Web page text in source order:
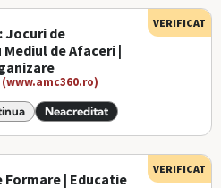
Jocuri de
de Afaceri |
Neacreditat
VERIFICAT
| Educatie
VERIFICAT